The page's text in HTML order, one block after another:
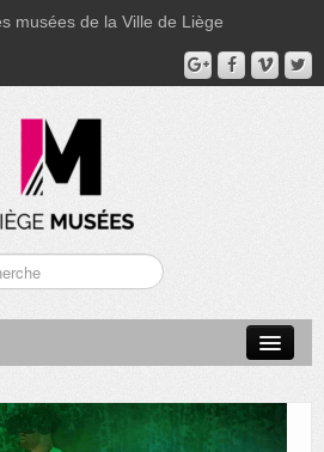
musées de la Ville de Liège